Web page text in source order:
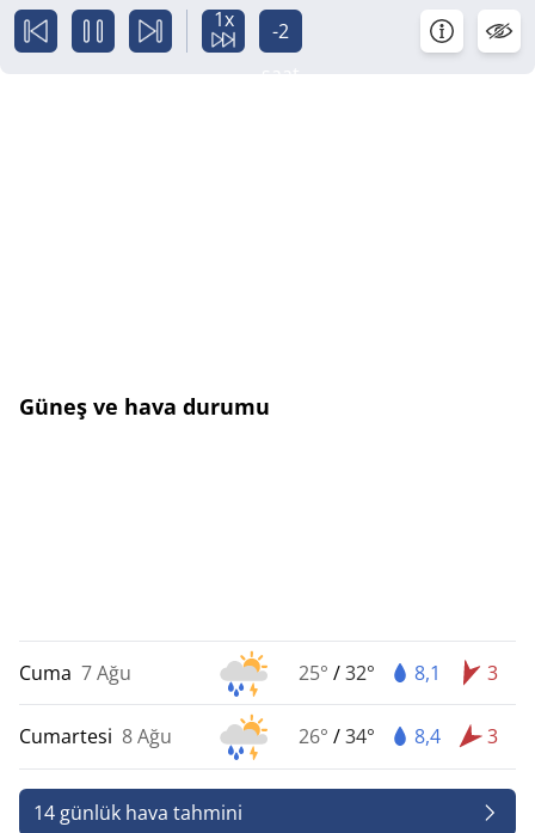
1x
-2
Güneş ve hava durumu
Cuma 7 Ağu 25° /32° 8,1 3
Cumartesi 8 Ağu 26° /34° 8,4 3
14 günlük hava tahmini